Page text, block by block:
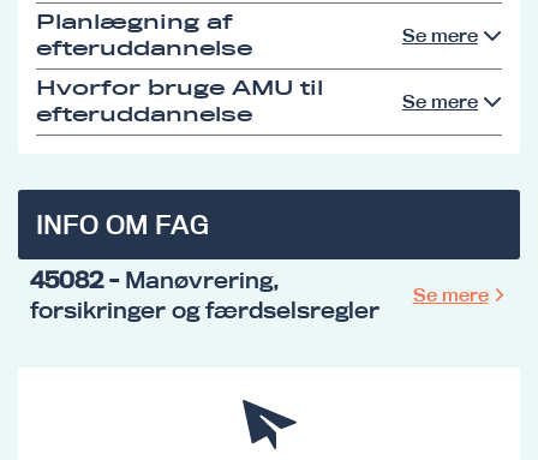
Planlægning af
efteruddannelse
Se mere
Hvorfor bruge AMU til
efteruddannelse
Se mere
INFO OM FAG
45082- Manøvrering,
forsikringer og færdselsregler
Se mere